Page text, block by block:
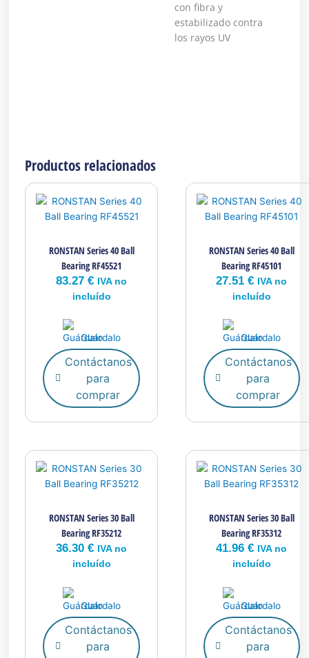
con fibra y
estabilizado contra
los rayos UV
Productos relacionados
RONSTAN Series 40 Ball
Bearing RF45521
83.27€ IVA no
incluído
Guárdalo
Contáctanos
para
comprar
RONSTAN Series 40 Ball
Bearing RF45101
27.51€ IVA no
incluído
Guárdalo
Contáctanos
para
comprar
RONSTAN Series 30 Ball
Bearing RF35212
36.30€ IVA no
incluído
Guárdalo
Contáctanos
para
RONSTAN Series 30 Ball
Bearing RF35312
41.96€ IVA no
incluído
Guárdalo
Contáctanos
para